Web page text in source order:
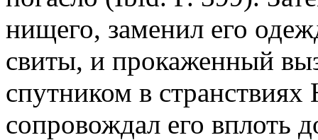
нищего, заменил его
свиты, и прокаженный
спутником в
сопровождал его вплоть